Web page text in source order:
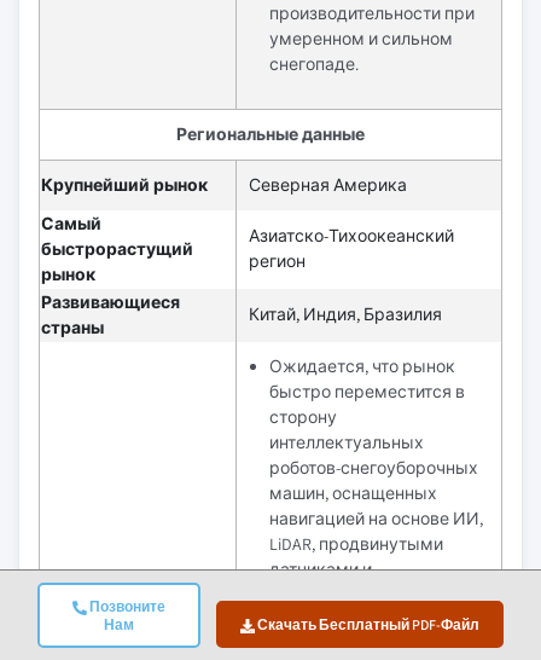
Позвоните
Нам
Скачать Бесплатный PDF-Файл
производительности при
умеренном и сильном
снегопаде.
Региональные данные
Крупнейший рынок
Северная Америка
Самый
быстрорастущий
рынок
Азиатско-Тихоокеанский
регион
Развивающиеся
страны
Китай, Индия, Бразилия
Перспективы
Ожидается, что рынок
быстро переместится в
сторону
интеллектуальных
роботов-снегоуборочных
машин, оснащенных
навигацией на основе ИИ,
LiDAR, продвинутыми
датчиками и
геозонирования.
Климатические